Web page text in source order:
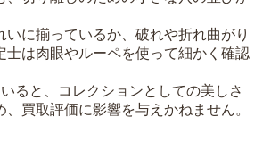
いに揃っているか、破れや折れ曲がり
士は肉眼やルーペを使って細かく確認
ると、コレクションとしての美しさ
、買取評価に影響を与えかねません。